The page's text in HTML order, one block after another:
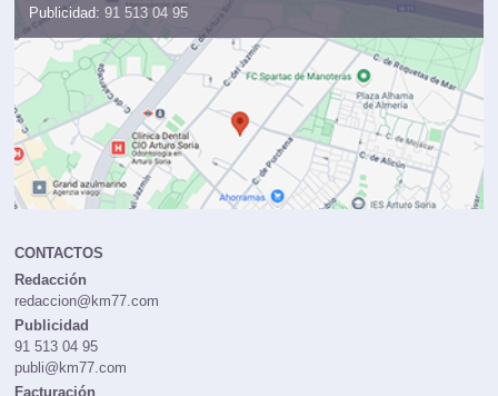
Administración:91 724 05 70
Publicidad:
CONTACTOS
Redacción
redaccion@km77.com
Publicidad
91 513 04 95
publi@km77.com